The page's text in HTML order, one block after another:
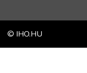
© IHO.HU